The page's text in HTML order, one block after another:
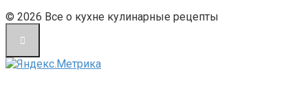
© 2026 Все о кухне кулинарные рецепты